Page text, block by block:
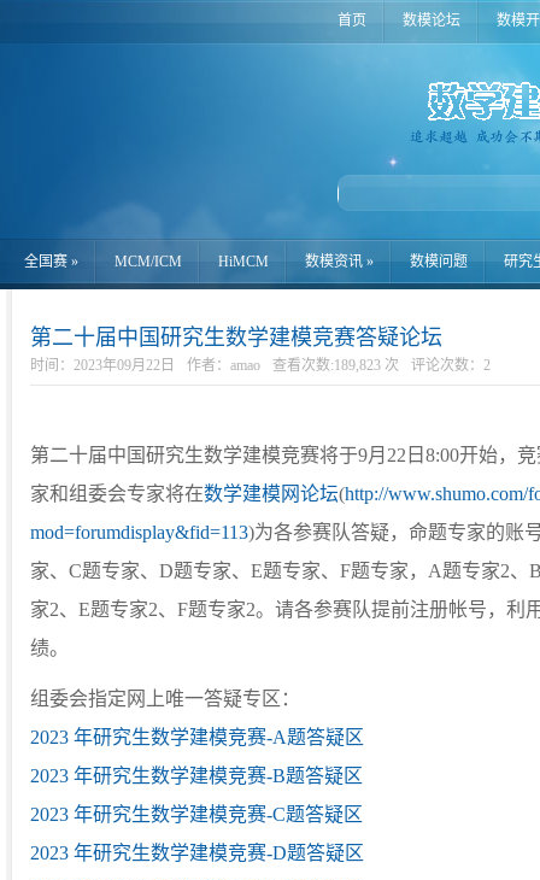
首页 数模论坛 数模
全国赛 » MCM/ICM HiMCM 数模资讯 » 数模问题 研究
第二十届中国研究生数学建模竞赛答疑论坛
时间：2023年09月22日 作者：amao 查看次数:189,823 次 评论次数： 2
第二十届中国研究生数学建模竞赛将于9月22日8:00开始，
家和组委会专家将在数学建模网论坛(http://www.shumo.com/
mod=forumdisplay&fid=113)为各参赛队答疑，命题专家的账
家、C题专家、D题专家、E题专家、F题专家，A题专家2、
家2、E题专家2、F题专家2。请各参赛队提前注册帐号，利
绩。
组委会指定网上唯一答疑专区：
2023 年研究生数学建模竞赛-A题答疑区
2023 年研究生数学建模竞赛-B题答疑区
2023 年研究生数学建模竞赛-C题答疑区
2023 年研究生数学建模竞赛-D题答疑区